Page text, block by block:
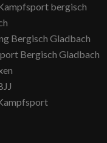
bergisch
Bergisch Gladbach
Bergisch Gladbach